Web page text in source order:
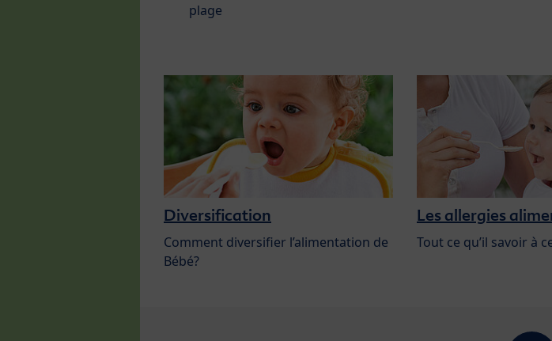
plage
Diversification
Comment diversifier l’alimentation de
Bébé?
Les allergies
Tout ce qu’il savoir à